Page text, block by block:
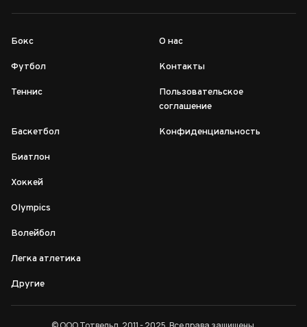
Бокс
Футбол
Теннис
Баскетбол
Биатлон
Хоккей
Olympics
Волейбол
Легка атлетика
Другие
О нас
Контакты
Пользовательское
соглашение
Конфиденциальность